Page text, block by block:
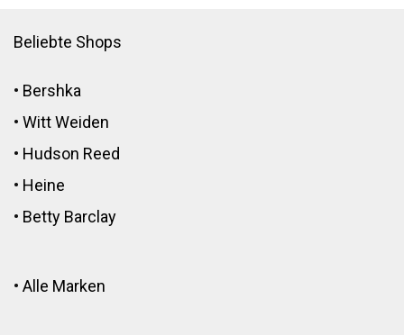
Beliebte Shops
• Bershka
• Witt Weiden
• Hudson Reed
• Heine
• Betty Barclay
• Alle Marken